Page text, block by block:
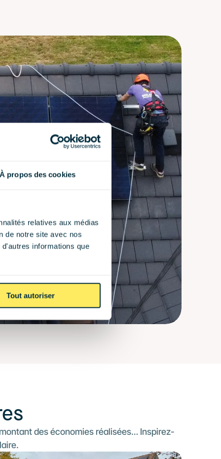
À propos des cookies
relatives aux médias
de notre site avec nos
informations que
Tout autoriser
des économies réalisées… Inspirez-